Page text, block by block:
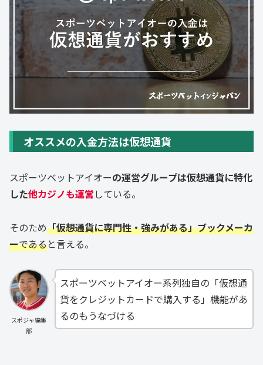
オススメの入金方法は仮想通貨
スポーツベットアイオーの運営グループは仮想通貨に特化
した他カジノも運営 している。
そのため「仮想通貨に専門性・強みがある」ブックメーカ
ーであると言える。
スポジャ編集
部
スポーツベットアイオー系列独自の「仮想通
貨をクレジットカードで購入する」機能があ
るのもうなづける